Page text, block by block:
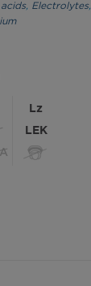
, Electrolytes,
Lz
LEK